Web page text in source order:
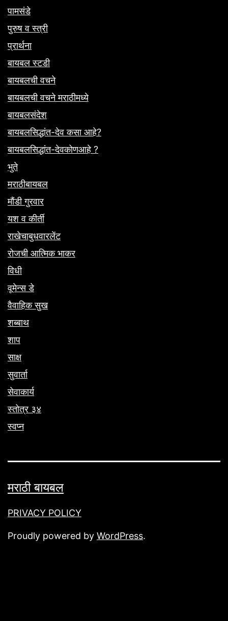
पामसंडे
पुरुष व स्त्री
प्रार्थना
बायबल स्टडी
बायबलची वचने
बायबलची वचने मराठीमध्ये
बायबलसंदेश
बायबलसिद्धांत-देव कसा आहे?
बायबलसिद्धांत-देवकोणआहे ?
भुते
मराठीबायबल
मौंडी गुरवार
यश व कीर्ती
राखेचाबुधवारलेंट
रोजची आत्मिक भाकर
विधी
वूमेन्स डे
वैवाहिक सुख
शब्बाथ
शाप
साक्ष
सुवार्ता
सेवाकार्य
स्तोत्र ३४
स्वप्न
मराठी बायबल
PRIVACY POLICY
Proudly powered by WordPress.